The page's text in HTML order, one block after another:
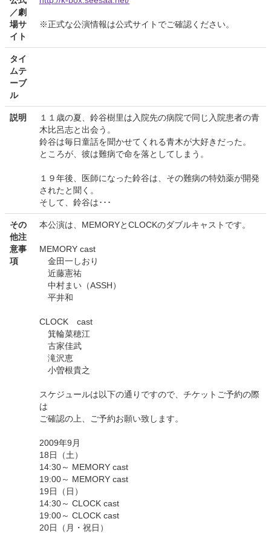
／劇
場サ
イト
※正式な公演情報は公式サイトでご確認ください。
タイ
ムテ
ーブ
ル
説明
１１歳の夏、鈴谷樹里は入院先の病院で同じ入院患者の青
木比呂志と出会う。
鈴谷は毎日童話を聞かせてくれる青木が大好きだった。
ところが、彼は難病で命を落としてしまう。
１９年後、医師になった鈴谷は、その難病の特効薬が開発
されたと聞く。
そして、鈴谷は･･･
その
他注
意事
項
本公演は、MEMORYとCLOCKのダブルキャストです。
MEMORY cast
金田一しおり
近藤憲祐
中村まい（ASSH）
平井和
CLOCK cast
箕輪菜穂江
古家佳武
滝沢恵
小曽根貴之
スケジュールは以下の通りですので、チケットご予約の際
は
ご確認の上、ご予約お願い致します。
2009年9月
18日（土）
14:30～ MEMORY cast
19:00～ MEMORY cast
19日（日）
14:30～ CLOCK cast
19:00～ CLOCK cast
20日（月・祝日）